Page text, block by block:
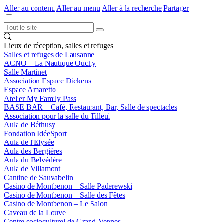
Aller au contenu Aller au menu Aller à la recherche Partager
Lieux de réception, salles et refuges
Salles et refuges de Lausanne
ACNO – La Nautique Ouchy
Salle Martinet
Association Espace Dickens
Espace Amaretto
Atelier My Family Pass
BASE BAR – Café, Restaurant, Bar, Salle de spectacles
Association pour la salle du Tilleul
Aula de Béthusy
Fondation IdéeSport
Aula de l'Elysée
Aula des Bergières
Aula du Belvédère
Aula de Villamont
Cantine de Sauvabelin
Casino de Montbenon – Salle Paderewski
Casino de Montbenon – Salle des Fêtes
Casino de Montbenon – Le Salon
Caveau de la Louve